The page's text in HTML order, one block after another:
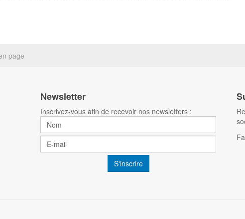
page
Newsletter
Inscrivez-vous afin de recevoir nos newsletters :